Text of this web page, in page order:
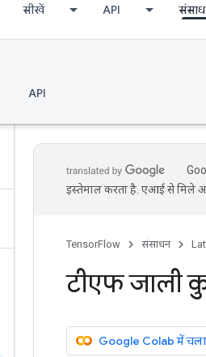
सीखें API
API
इस्तेमाल करता है. एआई से मिले
TensorFlow संसाधन
टीएफ जाली
Google Colab में